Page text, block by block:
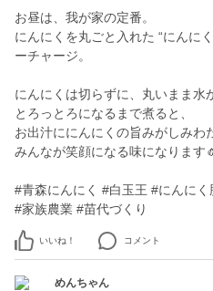
お昼は、我が家の定番。
にんにくを丸ごと入れた “にんに
ーチャージ。
にんにくは切らずに、丸いまま水
とろっとろになるまで煮ると、
お出汁ににんにくの旨みがしみわ
みんなが笑顔になる味になります
#青森にんにく #白玉王 #にんにく
#家族農業 #苗代づくり
いいね！ コメント
めんちゃん